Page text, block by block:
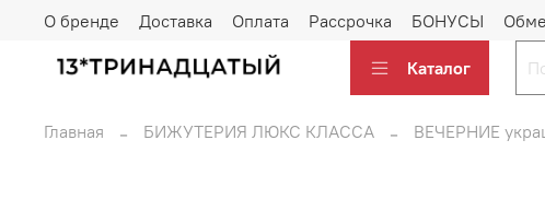
О бренде Доставка Оплата Рассрочка БОНУСЫ
Каталог
Главная БИЖУТЕРИЯ ЛЮКС КЛАССА ВЕЧЕРНИЕ